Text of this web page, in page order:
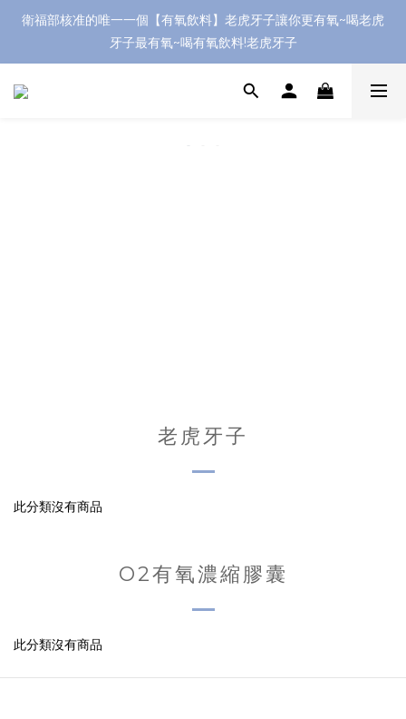
衛福部核准的唯一一個【有氧飲料】老虎牙子讓你更有氧~喝老虎
牙子最有氧~喝有氧飲料!老虎牙子
老虎牙子
此分類沒有商品
O2有氧濃縮膠囊
此分類沒有商品